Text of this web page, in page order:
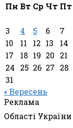
Пн Вт Ср Чт Пт
3
4 5 6 7
10
11 12 13 14
17
18 19 20 21
24
25 26 27 28
31
« Вересень
Реклама
Області України